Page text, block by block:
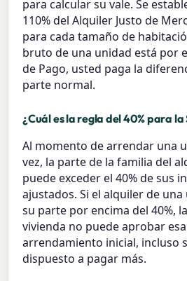
para calcular su vale. Se
110% del Alquiler Justo de
para cada tamaño de
bruto de una unidad está por
de Pago, usted paga la
parte normal.
¿Cuál es la regla del 40% para la
Al momento de arrendar una
vez, la parte de la familia del
puede exceder el 40% de sus
ajustados. Si el alquiler de
su parte por encima del 40%,
vivienda no puede aprobar
arrendamiento inicial, incluso
dispuesto a pagar más.